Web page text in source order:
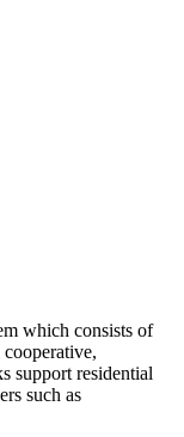
which consists of
support residential
such as